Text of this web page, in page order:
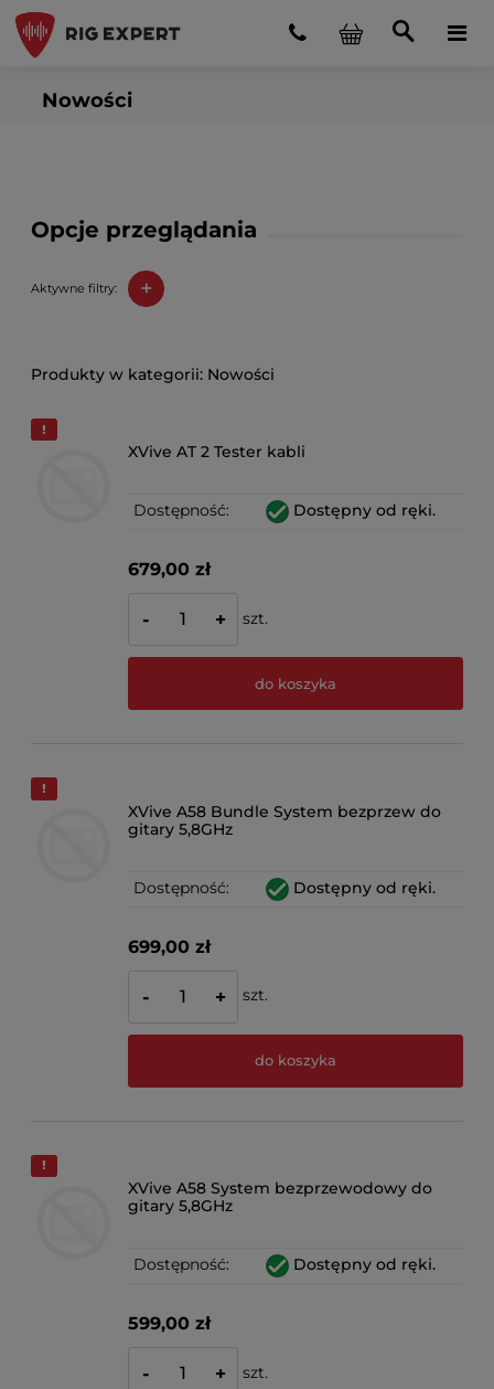
Nowości
Opcje przeglądania
Aktywne filtry: +
Nowości
XVive AT 2 Tester kabli
Dostępność: Dostępny od ręki.
679,00 zł
- + szt.
do koszyka
XVive A58 Bundle System bezprzew do
gitary 5,8GHz
Dostępność: Dostępny od ręki.
699,00 zł
- + szt.
do koszyka
XVive A58 System bezprzewodowy do
gitary 5,8GHz
Dostępność: Dostępny od ręki.
599,00 zł
- + szt.